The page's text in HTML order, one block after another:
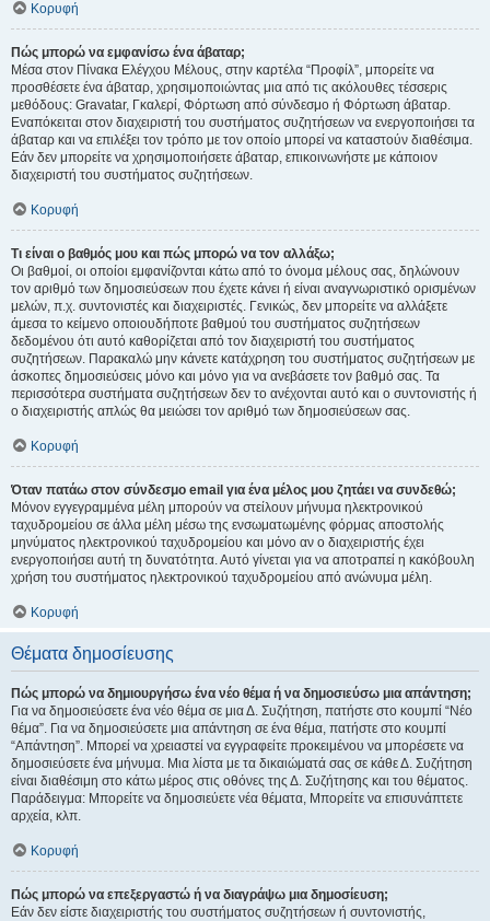
Κορυφή
Πώς μπορώ να εμφανίσω ένα άβαταρ;
Μέσα στον Πίνακα Ελέγχου Μέλους, στην καρτέλα “Προφίλ”, μπορείτε να
προσθέσετε ένα άβαταρ, χρησιμοποιώντας μια από τις ακόλουθες τέσσερις
μεθόδους: Gravatar, Γκαλερί, Φόρτωση από σύνδεσμο ή Φόρτωση άβαταρ.
Εναπόκειται στον διαχειριστή του συστήματος συζητήσεων να ενεργοποιήσει τα
άβαταρ και να επιλέξει τον τρόπο με τον οποίο μπορεί να καταστούν διαθέσιμα.
Εάν δεν μπορείτε να χρησιμοποιήσετε άβαταρ, επικοινωνήστε με κάποιον
διαχειριστή του συστήματος συζητήσεων.
Κορυφή
Τι είναι ο βαθμός μου και πώς μπορώ να τον αλλάξω;
Οι βαθμοί, οι οποίοι εμφανίζονται κάτω από το όνομα μέλους σας, δηλώνουν
τον αριθμό των δημοσιεύσεων που έχετε κάνει ή είναι αναγνωριστικό ορισμένων
μελών, π.χ. συντονιστές και διαχειριστές. Γενικώς, δεν μπορείτε να αλλάξετε
άμεσα το κείμενο οποιουδήποτε βαθμού του συστήματος συζητήσεων
δεδομένου ότι αυτό καθορίζεται από τον διαχειριστή του συστήματος
συζητήσεων. Παρακαλώ μην κάνετε κατάχρηση του συστήματος συζητήσεων με
άσκοπες δημοσιεύσεις μόνο και μόνο για να ανεβάσετε τον βαθμό σας. Τα
περισσότερα συστήματα συζητήσεων δεν το ανέχονται αυτό και ο συντονιστής ή
ο διαχειριστής απλώς θα μειώσει τον αριθμό των δημοσιεύσεων σας.
Κορυφή
Όταν πατάω στον σύνδεσμο email για ένα μέλος μου ζητάει να συνδεθώ;
Μόνον εγγεγραμμένα μέλη μπορούν να στείλουν μήνυμα ηλεκτρονικού
ταχυδρομείου σε άλλα μέλη μέσω της ενσωματωμένης φόρμας αποστολής
μηνύματος ηλεκτρονικού ταχυδρομείου και μόνο αν ο διαχειριστής έχει
ενεργοποιήσει αυτή τη δυνατότητα. Αυτό γίνεται για να αποτραπεί η κακόβουλη
χρήση του συστήματος ηλεκτρονικού ταχυδρομείου από ανώνυμα μέλη.
Κορυφή
Θέματα δημοσίευσης
Πώς μπορώ να δημιουργήσω ένα νέο θέμα ή να δημοσιεύσω μια απάντηση;
Για να δημοσιεύσετε ένα νέο θέμα σε μια Δ. Συζήτηση, πατήστε στο κουμπί “Νέο
θέμα”. Για να δημοσιεύσετε μια απάντηση σε ένα θέμα, πατήστε στο κουμπί
“Απάντηση”. Μπορεί να χρειαστεί να εγγραφείτε προκειμένου να μπορέσετε να
δημοσιεύσετε ένα μήνυμα. Μια λίστα με τα δικαιώματά σας σε κάθε Δ. Συζήτηση
είναι διαθέσιμη στο κάτω μέρος στις οθόνες της Δ. Συζήτησης και του θέματος.
Παράδειγμα: Μπορείτε να δημοσιεύετε νέα θέματα, Μπορείτε να επισυνάπτετε
αρχεία, κλπ.
Κορυφή
Πώς μπορώ να επεξεργαστώ ή να διαγράψω μια δημοσίευση;
Εάν δεν είστε διαχειριστής του συστήματος συζητήσεων ή συντονιστής,